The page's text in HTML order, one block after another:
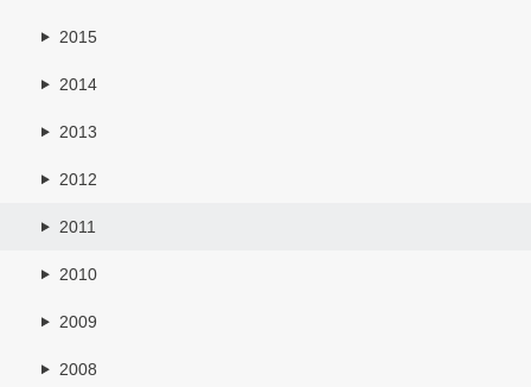
2015
2014
2013
2012
2011
2010
2009
2008